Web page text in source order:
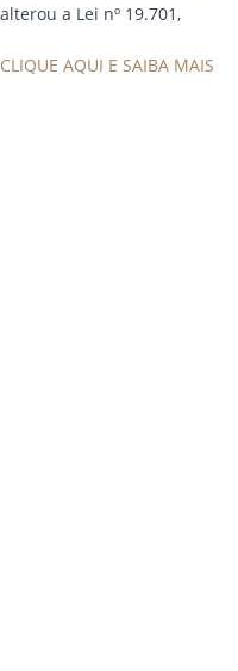
alterou a Lei nº 19.701,
CLIQUE AQUI E SAIBA MAIS